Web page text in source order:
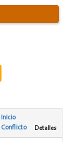
Inicio
Conflicto
Detalles